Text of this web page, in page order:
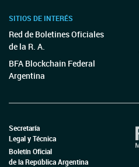
SITIOS DE INTERÉS
Red de Boletines Oficiales
de la R. A.
BFA Blockchain Federal
Argentina
Secretaría
Legal y Técnica
Boletín Oficial
de la República Argentina